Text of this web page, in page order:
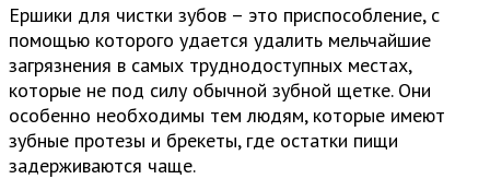
Ершики для чистки зубов – это приспособление, с
помощью которого удается удалить мельчайшие
загрязнения в самых труднодоступных местах,
которые не под силу обычной зубной щетке. Они
особенно необходимы тем людям, которые имеют
зубные протезы и брекеты, где остатки пищи
задерживаются чаще.